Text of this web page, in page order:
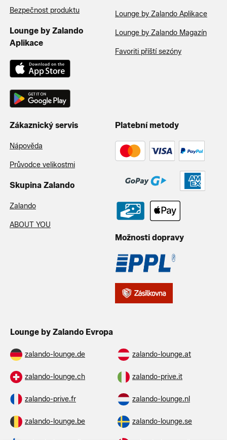
Bezpečnost produktu
Lounge by Zalando
Aplikace
Lounge by Zalando Aplikace
Lounge by Zalando Magazín
Favoriti příští sezóny
Zákaznický servis
Nápověda
Průvodce velikostmi
Skupina Zalando
Zalando
ABOUT YOU
Platební metody
Možnosti dopravy
Lounge by Zalando Evropa
zalando-lounge.de zalando-lounge.at
zalando-lounge.ch zalando-prive.it
zalando-prive.fr zalando-lounge.nl
zalando-lounge.be zalando-lounge.se